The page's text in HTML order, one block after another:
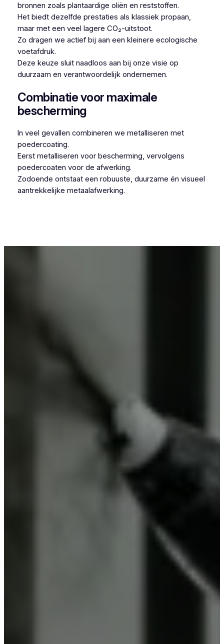
bronnen zoals plantaardige oliën en reststoffen.
Het biedt dezelfde prestaties als klassiek propaan,
maar met een veel lagere CO₂-uitstoot.
Zo dragen we actief bij aan een kleinere ecologische
voetafdruk.
Deze keuze sluit naadloos aan bij onze visie op
duurzaam en verantwoordelijk ondernemen.
Combinatie voor maximale
bescherming
In veel gevallen combineren we metalliseren met
poedercoating.
Eerst metalliseren voor bescherming, vervolgens
poedercoaten voor de afwerking.
Zodoende ontstaat een robuuste, duurzame én visueel
aantrekkelijke metaalafwerking.